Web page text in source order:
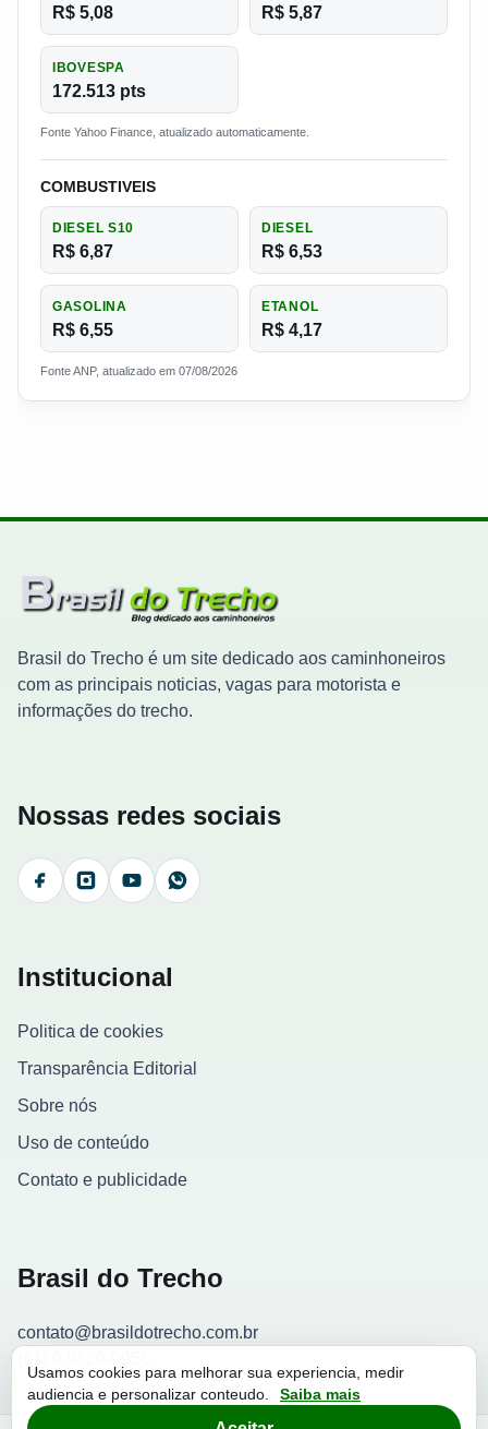
R$ 5,08 R$ 5,87
IBOVESPA
172.513 pts
Fonte Yahoo Finance, atualizado automaticamente.
COMBUSTIVEIS
DIESEL S10
R$ 6,87
DIESEL
R$ 6,53
GASOLINA
R$ 6,55
ETANOL
R$ 4,17
Fonte ANP, atualizado em 07/08/2026
Brasil do Trecho é um site dedicado aos caminhoneiros
com as principais noticias, vagas para motorista e
informações do trecho.
Nossas redes sociais
FacebookInstagramYouTubeWhatsApp
Institucional
Politica de cookies
Transparência Editorial
Sobre nós
Uso de conteúdo
Contato e publicidade
Brasil do Trecho
contato@brasildotrecho.com.br
Contador de visitantes
Usamos cookies para melhorar sua experiencia, medir
audiencia e personalizar conteudo.
Saiba mais